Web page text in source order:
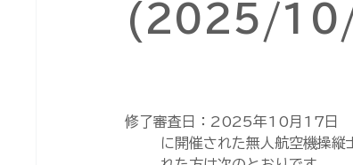
(2025/
修了審査日：2025年10月17日
に開催された無人航空機操